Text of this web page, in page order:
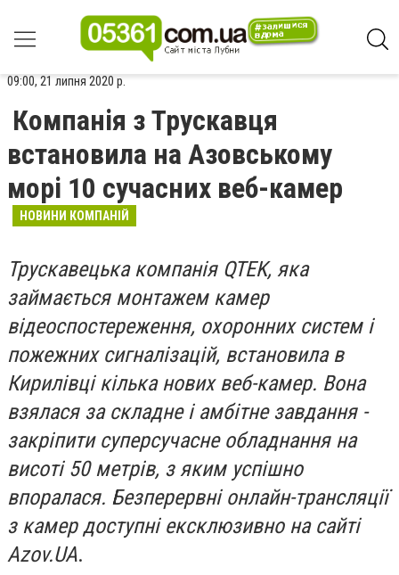
09:00, 21 липня 2020 р.
Компанія з Трускавця
встановила на Азовському
морі 10 сучасних веб-камер
НОВИНИ КОМПАНІЙ
Трускавецька компанія QTEK, яка
займається монтажем камер
відеоспостереження, охоронних систем і
пожежних сигналізацій, встановила в
Кирилівці кілька нових веб-камер. Вона
взялася за складне і амбітне завдання -
закріпити суперсучасне обладнання на
висоті 50 метрів, з яким успішно
впоралася. Безперервні онлайн-трансляції
з камер доступні ексклюзивно на сайті
Azov.UA.